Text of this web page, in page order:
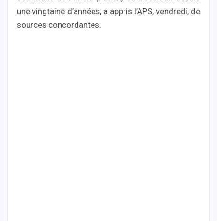
une vingtaine d’années, a appris l’APS, vendredi, de
sources concordantes.